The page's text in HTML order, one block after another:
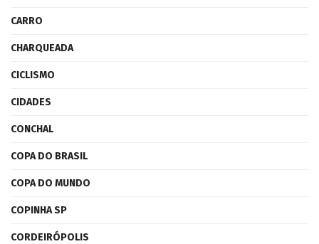
CARRO
CHARQUEADA
CICLISMO
CIDADES
CONCHAL
COPA DO BRASIL
COPA DO MUNDO
COPINHA SP
CORDEIRÓPOLIS